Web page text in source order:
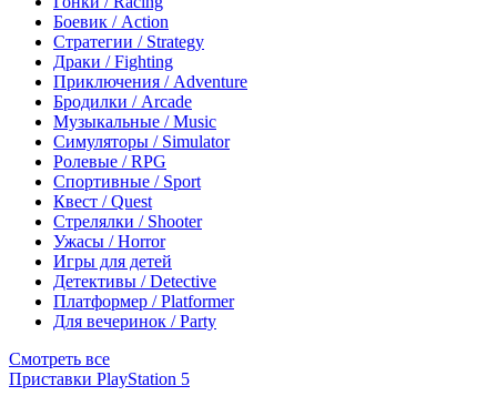
Боевик / Action
Стратегии / Strategy
Драки / Fighting
Приключения / Adventure
Бродилки / Arcade
Музыкальные / Music
Симуляторы / Simulator
Ролевые / RPG
Спортивные / Sport
Квест / Quest
Стрелялки / Shooter
Ужасы / Horror
Игры для детей
Детективы / Detective
Платформер / Platformer
Для вечеринок / Party
Смотреть все
Приставки PlayStation 5